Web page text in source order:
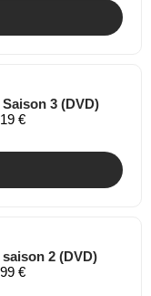
3 (DVD)
€
2 (DVD)
€